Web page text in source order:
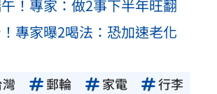
！專家：做2事下半年旺翻
專家曝2喝法：恐加速老化
郵輪 家電
行李